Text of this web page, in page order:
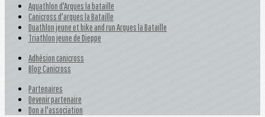
Aquathlon d'Arques la bataille
Canicross d'arques la Bataille
Duathlon jeune et bike and run Arques la Bataille
Triathlon jeune de Dieppe
Adhésion canicross
Blog Canicross
Partenaires
Devenir partenaire
Don a l'association